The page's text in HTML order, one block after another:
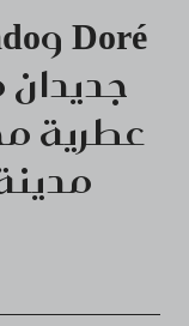
عطرية